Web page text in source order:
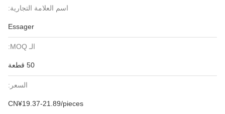
اسم العلامة التجارية:
Essager
الـ MOQ:
50 قطعة
السعر:
CN¥19.37-21.89/pieces